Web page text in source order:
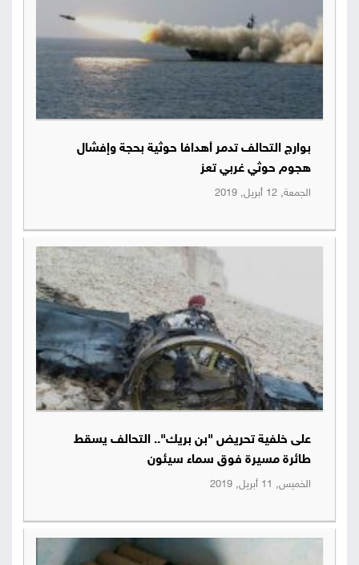
بوارج التحالف تدمر أهدافا حوثية بحجة وإفشال
هجوم حوثي غربي تعز
الجمعة, 12 أبريل, 2019
على خلفية تحريض "بن بريك".. التحالف يسقط
طائرة مسيرة فوق سماء سيئون
الخميس, 11 أبريل, 2019